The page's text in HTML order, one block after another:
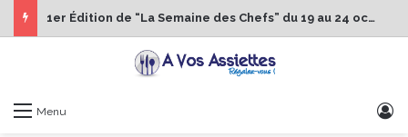
1er Édition de “La Semaine des Chefs” du 19 au 24 octobre 2026
Menu